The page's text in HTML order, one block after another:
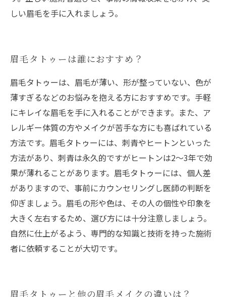
しい眉毛を手に入れましょう。
眉毛タトゥーは誰におすすめ？
眉毛タトゥーは、眉毛が薄い、形が整っていない、色が
薄すぎるなどのお悩みを抱える方におすすめです。手軽
にキレイな眉毛を手に入れることができます。また、ア
レルギー体質の方やメイクが苦手な方にも喜ばれている
方法です。眉毛タトゥーには、刺青やヒートンといった
方法があり、刺青は永久的ですがヒートンは2～3年で効
果が薄れることがあります。眉毛タトゥーには、個人差
がありますので、事前にカウンセリングし医師の判断を
仰ぎましょう。眉毛の形や色は、その人の個性や印象を
大きく左右するため、選び方には十分注意しましょう。
自然に仕上がるよう、専門的な知識と技術を持った施術
者に依頼することが大切です。
眉毛タトゥーと他の眉毛メイクの違いは？